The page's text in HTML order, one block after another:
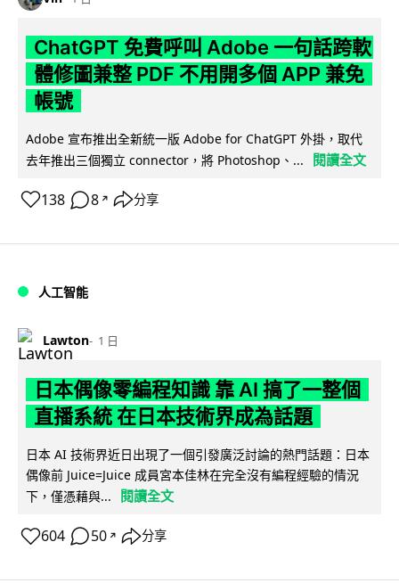
ChatGPT 免費呼叫 Adobe 一句話跨軟
體修圖兼整 PDF 不用開多個 APP 兼免
帳號
Adobe 宣布推出全新統一版 Adobe for ChatGPT 外掛，取代
去年推出三個獨立 connector，將 Photoshop、...
閱讀全文
138 8 ↗ 分享
人工智能
Lawton 1 日
日本偶像零編程知識 靠 AI 搞了一整個
直播系統 在日本技術界成為話題
日本 AI 技術界近日出現了一個引發廣泛討論的熱門話題：日本
偶像前 Juice=Juice 成員宮本佳林在完全沒有編程經驗的情況
下，僅憑藉與...
閱讀全文
604 50 ↗ 分享